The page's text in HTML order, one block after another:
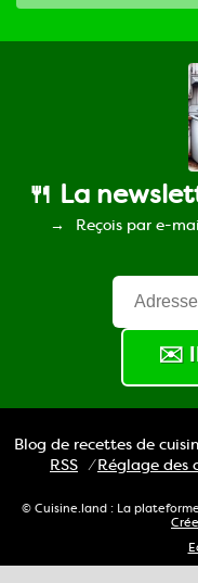
🍴 La
Reçois par e-
Blog de recettes de
RSS ⁄Réglage des
© Cuisine.land : La